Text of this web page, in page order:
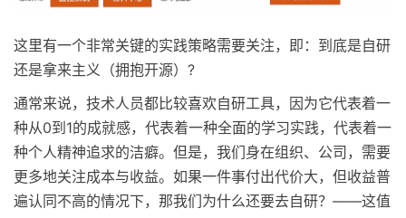
这里有一个非常关键的实践策略需要关注，即：到底是自研
还是拿来主义（拥抱开源）?
通常来说，技术人员都比较喜欢自研工具，因为它代表着一
种从0到1的成就感，代表着一种全面的学习实践，代表着一
种个人精神追求的洁癖。但是，我们身在组织、公司，需要
更多地关注成本与收益。如果一件事付出代价大，但收益普
遍认同不高的情况下，那我们为什么还要去自研？——这值